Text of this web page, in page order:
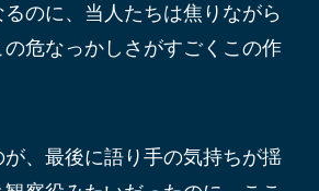
のに、当人たちは焦りながら
危なっかしさがすごくこの作
が、最後に語り手の気持ちが揺